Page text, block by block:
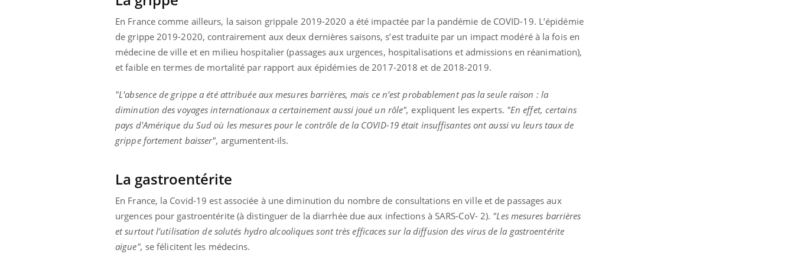
En France comme ailleurs, la saison grippale 2019-2020 a été impactée par la pandémie de COVID-19. L’épidémie
de grippe 2019-2020, contrairement aux deux dernières saisons, s’est traduite par un impact modéré à la fois en
médecine de ville et en milieu hospitalier (passages aux urgences, hospitalisations et admissions en réanimation),
et faible en termes de mortalité par rapport aux épidémies de 2017-2018 et de 2018-2019.
"L'absence de grippe a été attribuée aux mesures barrières, mais ce n’est probablement pas la seule raison : la
diminution des voyages internationaux a certainement aussi joué un rôle", expliquent les experts. "En effet, certains
pays d'Amérique du Sud où les mesures pour le contrôle de la COVID-19 était insuffisantes ont aussi vu leurs taux de
grippe fortement baisser", argumentent-ils.
La gastroentérite
En France, la Covid-19 est associée à une diminution du nombre de consultations en ville et de passages aux
urgences pour gastroentérite (à distinguer de la diarrhée due aux infections à SARS-CoV- 2). "Les mesures barrières
et surtout l’utilisation de solutés hydro alcooliques sont très efficaces sur la diffusion des virus de la gastroentérite
aigue", se félicitent les médecins.